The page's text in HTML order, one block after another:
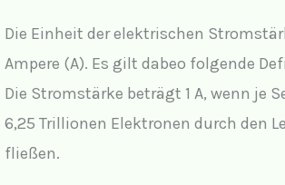
Die Einheit der elektrischen
Ampere (A). Es gilt dabeo folgende
Die Stromstärke beträgt 1 A, wenn je
6,25 Trillionen Elektronen durch den
fließen.